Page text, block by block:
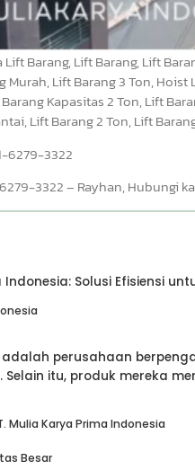
Lift Barang, Lift Barang, Lift
Murah, Lift Barang 3 Ton,
Kapasitas 2 Ton, Lift
Lift Barang 2 Ton, Lift
6279-3322
6279-3322 – Rayhan, Hubungi
Solusi Efisiensi
adalah perusahaan
itu, produk mereka
Mulia Karya Prima Indonesia
Besar